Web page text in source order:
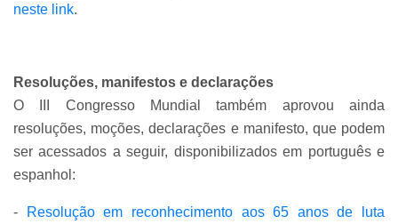
neste link.
Resoluções, manifestos e declarações
O III Congresso Mundial também aprovou ainda
resoluções, moções, declarações e manifesto, que podem
ser acessados a seguir, disponibilizados em português e
espanhol:
-
Resolução em reconhecimento aos 65 anos de luta